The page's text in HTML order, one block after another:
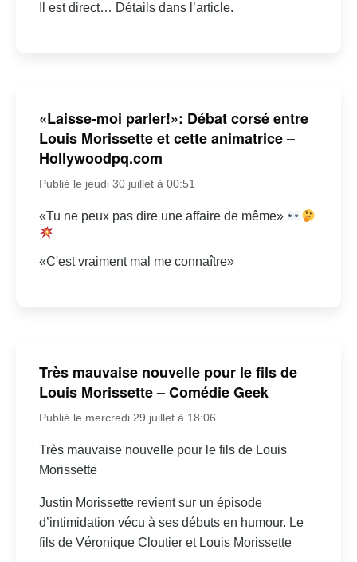
Il est direct… Détails dans l’article.
«Laisse-moi parler!»: Débat corsé entre
Louis Morissette et cette animatrice –
Hollywoodpq.com
Publié le jeudi 30 juillet à 00:51
«Tu ne peux pas dire une affaire de même»
«C'est vraiment mal me connaître»
Très mauvaise nouvelle pour le fils de
Louis Morissette – Comédie Geek
Publié le mercredi 29 juillet à 18:06
Très mauvaise nouvelle pour le fils de Louis
Morissette
Justin Morissette revient sur un épisode
d’intimidation vécu à ses débuts en humour. Le
fils de Véronique Cloutier et Louis Morissette